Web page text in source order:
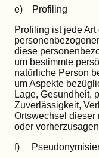
e) Profiling
Profiling ist jede
diese
um bestimmte
natürliche Person
um Aspekte
Lage, Gesundheit,
Zuverlässigkeit,
Ortswechsel dieser
oder
f)